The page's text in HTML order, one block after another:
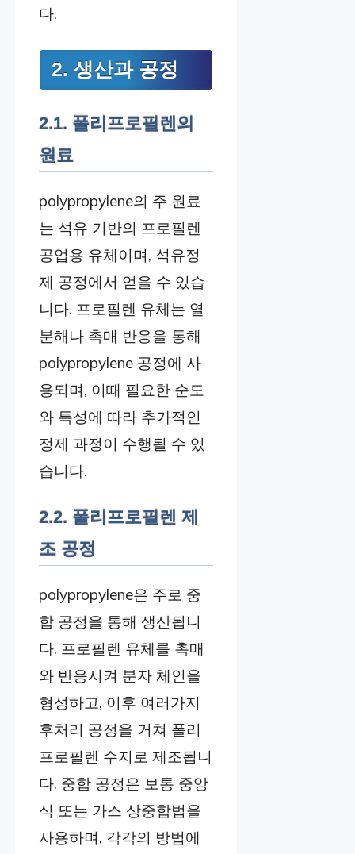
다.
2. 생산과 공정
2.1. 폴리프로필렌의
원료
polypropylene의 주 원료
는 석유 기반의 프로필렌
공업용 유체이며, 석유정
제 공정에서 얻을 수 있습
니다. 프로필렌 유체는 열
분해나 촉매 반응을 통해
polypropylene 공정에 사
용되며, 이때 필요한 순도
와 특성에 따라 추가적인
정제 과정이 수행될 수 있
습니다.
2.2. 폴리프로필렌 제
조 공정
polypropylene은 주로 중
합 공정을 통해 생산됩니
다. 프로필렌 유체를 촉매
와 반응시켜 분자 체인을
형성하고, 이후 여러가지
후처리 공정을 거쳐 폴리
프로필렌 수지로 제조됩니
다. 중합 공정은 보통 중앙
식 또는 가스 상중합법을
사용하며, 각각의 방법에